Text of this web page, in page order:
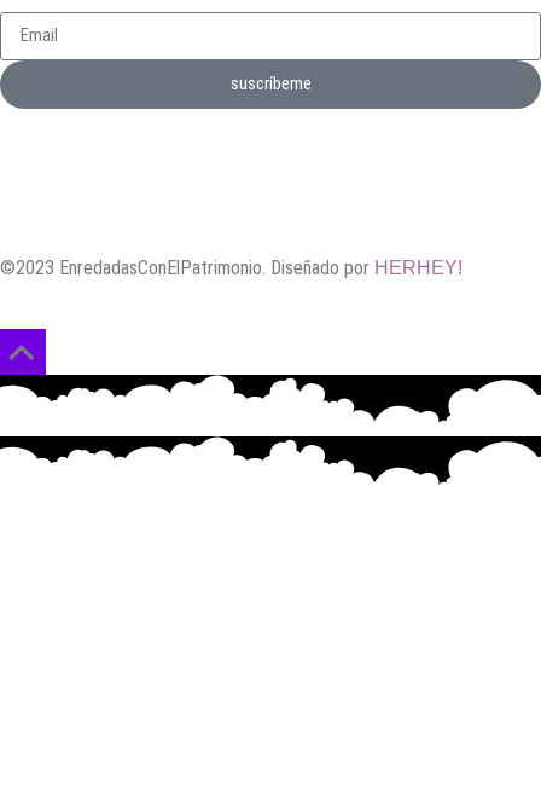
suscríbeme
©2023 EnredadasConElPatrimonio. Diseñado por HERHEY!